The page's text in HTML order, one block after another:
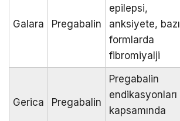
Galara Pregabalin
epilepsi,
anksiyete, bazı
formlarda
fibromiyalji
Gerica Pregabalin
Pregabalin
endikasyonları
kapsamında